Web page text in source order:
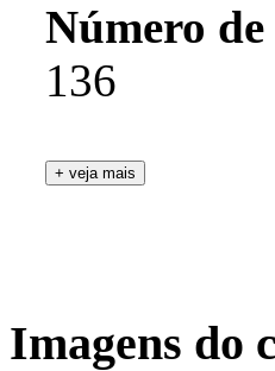
Número
136
Imagens do